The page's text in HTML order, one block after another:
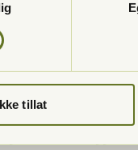
tillat
er
eller tannpleieren